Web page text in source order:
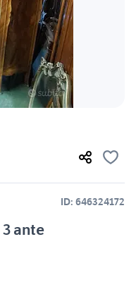
ID: 646324172
ante